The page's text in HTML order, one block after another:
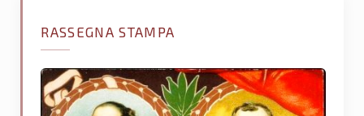
RASSEGNA STAMPA